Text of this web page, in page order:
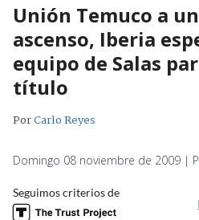
Unión Temuco a
ascenso, Iberia
equipo de Salas
título
PorCarlo Reyes
Domingo 08 noviembre de 2009 |
Seguimos criterios de